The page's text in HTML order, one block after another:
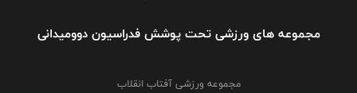
مجموعه های ورزشی تحت پوشش فدراسیون دوومیدانی
مجموعه ورزشی آفتاب انقلاب